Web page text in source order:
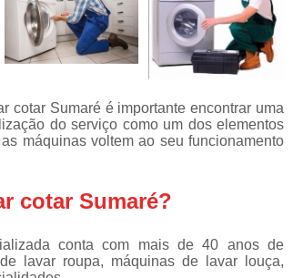
Assistencia Tecnica de
Assistencia Tecnica
Assistencia Tecnica para Ar Condicionado
Assistencia Tecnica de Geladeira Electrolux
Assistencia Tecnica Geladeira
Electrolux Geladeira Assistencia
Assistencia Tecnica de Refrigerador Electrolux
cotar Sumaré é importante encontrar uma
do serviço como um dos elementos
máquinas voltem ao seu funcionamento
cotar Sumaré?
conta com mais de 40 anos de
lavar roupa, máquinas de lavar louça,